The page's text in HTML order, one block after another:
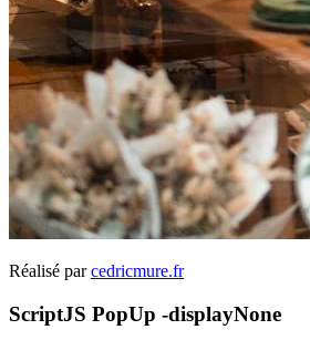
Réalisé parcedricmure.fr
ScriptJS PopUp -displayNone